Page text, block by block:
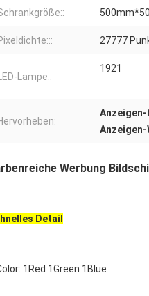
27777
Lampe::
1921
Anzeigen-
Anzeigen-
Werbung
Detail
: 1Red 1Green 1Blue